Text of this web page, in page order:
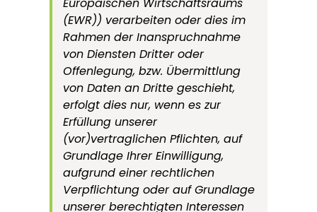
Europäischen Wirtschaftsraums
(EWR)) verarbeiten oder dies im
Rahmen der Inanspruchnahme
von Diensten Dritter oder
Offenlegung, bzw. Übermittlung
von Daten an Dritte geschieht,
erfolgt dies nur, wenn es zur
Erfüllung unserer
(vor)vertraglichen Pflichten, auf
Grundlage Ihrer Einwilligung,
aufgrund einer rechtlichen
Verpflichtung oder auf Grundlage
unserer berechtigten Interessen